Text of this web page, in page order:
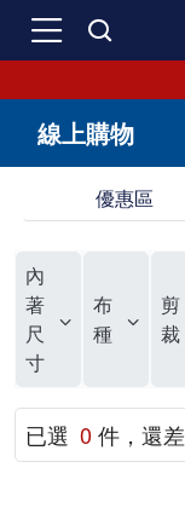
線上購物
優惠區
三花男內褲提供最平實好搭的男內褲選擇。採用高品質原料製成，三花男內褲擁有絕佳彈性與透氣度，怎麼穿都舒適不用擔心造成肌膚困擾，立體剪裁全面大升級，滿意度百分百。
三花男內褲是男生首選品牌，適合休閒與運動。彈性好，人體工學剪裁，立體效果佳，舒適感大提升，魅力指數破表！
市佔率高達50年！三花專注設計，提升舒適與耐用，針對亞洲男性剪裁，大動作不卡襠。
三花男內褲採用優質棉料製成，褲身擁有超過千個散熱孔，吸汗透氣，柔順舒適，解決一般男內褲的悶熱問題。針對亞洲男性體型的立體剪裁設計，告別卡襠煩惱，自如大動作。三花男內褲市佔率高，專注製造與開發超過50年，提升舒適度與耐用性，深受網友推崇。五片式剪裁設計，適合各種身形及風格，給予肌膚前所未有的透氣舒適體驗。
【心情閒聊】男內褲的一些小心得?! 身為一名廣告代理商的社群小編，每次接到新客戶都需做好充足的產業功課，以免在撰寫廣告時顯得膚淺。美妝和流行服飾的客戶總讓我感到一點小確幸，因為可以搶先試用到新產品，或請客戶幫忙以員工價購買商品，讓人有中獎的小喜悅。 這次的客戶卻是-男內褲! 男內褲! 男內褲! 由於是第一次接觸這類產品，所以特地重複三次來表達內心的震驚。因為獨處時間較長，對於男內褲的研究多少有些害羞。因而硬著頭皮買了好幾件男內褲進行研究。 家裡沒有兄弟，也沒有可以直接聊男內褲的男性朋友，自己去買男內褲真的需要一些勇氣。我感謝現在的高科技網購，讓我不用親自到店面盯著男內褲看，也能輕鬆購買到不同種類的男內褲，真是感恩網路! 在Google搜尋 ""男內褲""，瞬間出現許多品牌，男內褲的世界真是博大精深呢。我開始扮演男內褲研究生，對男內褲進行分類：從長短、高低中腰到情趣男內褲，各式各樣應有盡有。好險此次的客戶是比較中規中矩的，情趣類的男內褲不在研究範圍，不然一直盯著穿內褲的模特兒看也太難為情了。 男內褲的設計功能其實不亞於女生內衣。由於男生身體結構的關係，需要更細心的設計。市面上較大的品牌有老牌的三花、三槍、宜而爽等，還有大手筆請代言人的CK、PLAYBOY等品牌。要選男內褲，實在需要下些功夫。 我將男內褲分為兩個面向：花色和功能設計。選擇男內褲的花色非常重要，因為能看出個人的品味和對內外搭配的重視程度。宅男們穿著50歲阿伯的花色內褲，或是穿白褲子搭配大黑色內褲，都是不OK的搭配。 功能設計則是對重要部位的保?。為了確保舒適性，有的內褲設計了開襟方便上廁所，有的設計了專屬囊袋固定，更有五片立體剪裁，或者強調視覺效果的內褲。這些設計不僅滿足基本的生理需求，更進階到心靈上的滿足。 以往從未想過要認真研究男內褲，直到這次工作的契機才真正了解男內褲的繁複。男內褲花色多樣，研究起來花費了不少時間。與男內褲客戶窗口交流，我這個女專案可能會有一段尷尬期，希望自己討論時不會笑場。雖然我無法真正體驗男內褲的全部功能，但透過揣測和客戶專業的回答，依然探詢到了許多有趣的現象。 某些網友反應某些國外品牌的男內褲不好穿，可能因為這些品牌是按照西方身材比例製造，不太適合台灣男性。同樣的現象也出現在女性內衣上，所以選擇適合自己的內褲才是最重要的。 以上只是我的心情抒發，沒有針對任何一家男內褲品牌，歡迎更多對男內褲有興趣的朋友加入研究行列！"
內
著
尺
寸
布
種
剪
裁
已選 0件，還差